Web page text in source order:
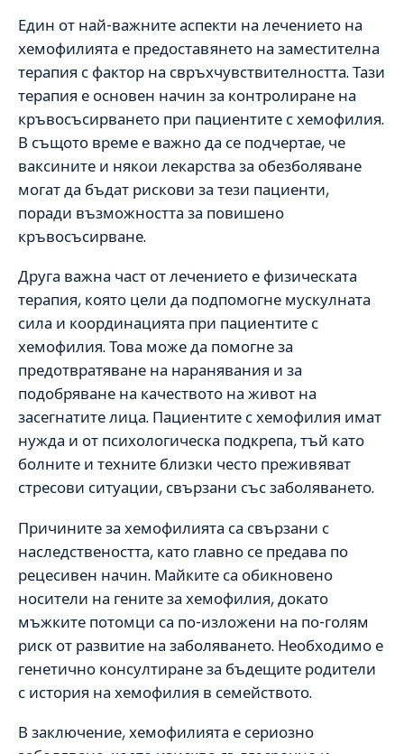
Един от най-важните аспекти на лечението на
хемофилията е предоставянето на заместителна
терапия с фактор на свръхчувствителността. Тази
терапия е основен начин за контролиране на
кръвосъсирването при пациентите с хемофилия.
В същото време е важно да се подчертае, че
ваксините и някои лекарства за обезболяване
могат да бъдат рискови за тези пациенти,
поради възможността за повишено
кръвосъсирване.
Друга важна част от лечението е физическата
терапия, която цели да подпомогне мускулната
сила и координацията при пациентите с
хемофилия. Това може да помогне за
предотвратяване на наранявания и за
подобряване на качеството на живот на
засегнатите лица. Пациентите с хемофилия имат
нужда и от психологическа подкрепа, тъй като
болните и техните близки често преживяват
стресови ситуации, свързани със заболяването.
Причините за хемофилията са свързани с
наследствеността, като главно се предава по
рецесивен начин. Майките са обикновено
носители на гените за хемофилия, докато
мъжките потомци са по-изложени на по-голям
риск от развитие на заболяването. Необходимо е
генетично консултиране за бъдещите родители
с история на хемофилия в семейството.
В заключение, хемофилията е сериозно